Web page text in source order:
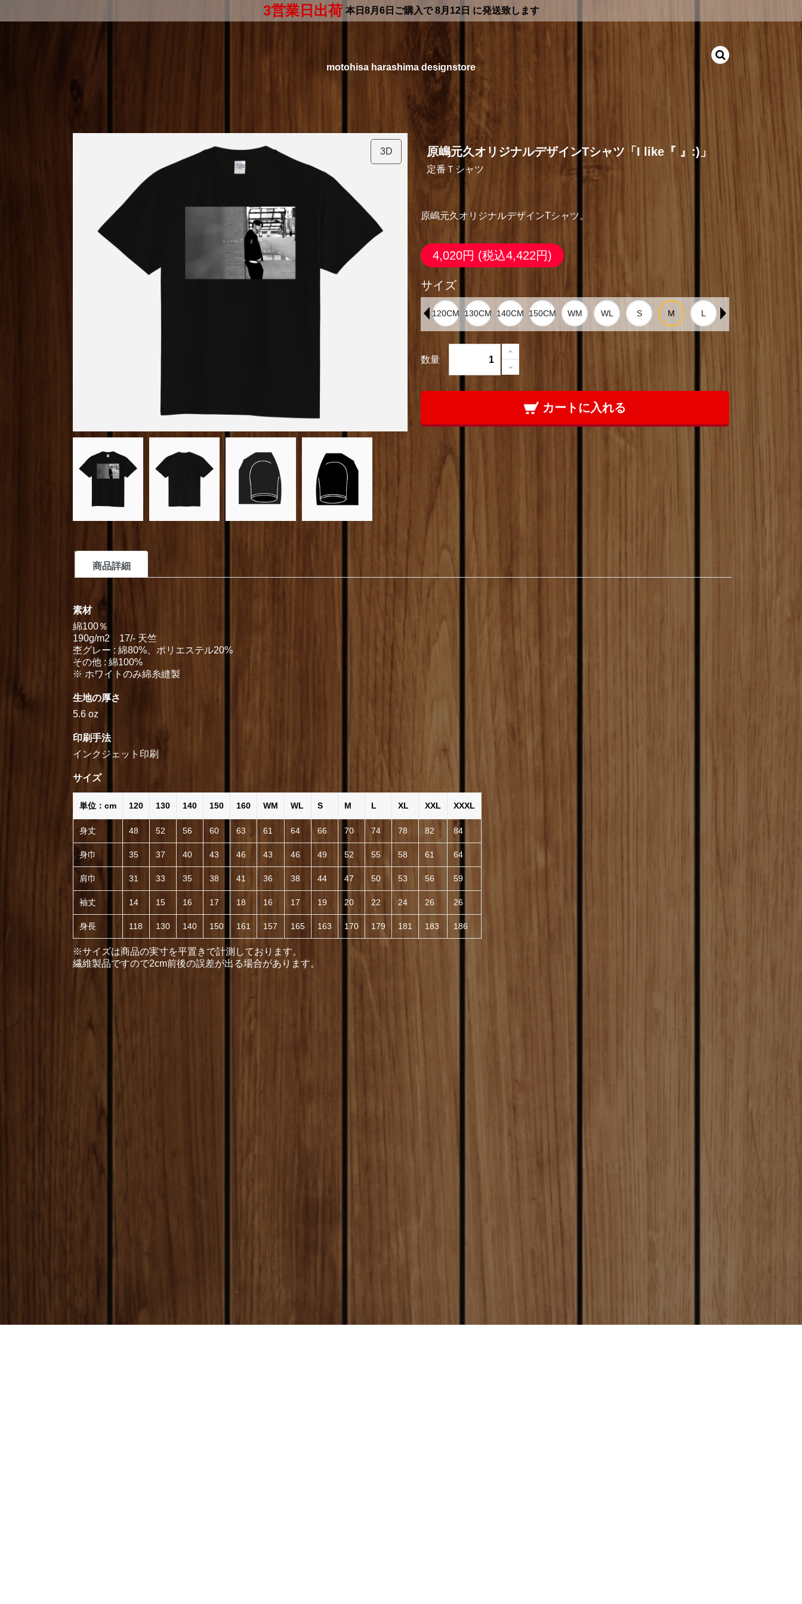
3営業日出荷 本日 8月6日 ご購入で8月12日 に発送致します
motohisa harashima designstore
3D 原嶋元久オリジナルデザインTシャツ「I like『 』:)」
定番Ｔシャツ
原嶋元久オリジナルデザインTシャツ。
4,020円 (税込4,422円)
サイズ
数量
カートに入れる
商品詳細
素材
綿100％
190g/m2 17/- 天竺
杢グレー : 綿80%、ポリエステル20%
その他 : 綿100%
※ ホワイトのみ綿糸縫製
生地の厚さ
5.6 oz
印刷手法
インクジェット印刷
サイズ
単位：cm 120 130 140 150 160 WM WL S M L XL XXL XXXL
身丈 48 52 56 60 63 61 64 66 70 74 78 82 84
身巾 35 37 40 43 46 43 46 49 52 55 58 61 64
肩巾 31 33 35 38 41 36 38 44 47 50 53 56 59
袖丈 14 15 16 17 18 16 17 19 20 22 24 26 26
身長 118 130 140 150 161 157 165 163 170 179 181 183 186
※サイズは商品の実寸を平置きで計測しております。
繊維製品ですので2cm前後の誤差が出る場合があります。